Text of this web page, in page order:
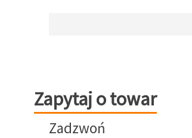
Zapytaj o towar
Zapytaj o towar
Zadzwoń